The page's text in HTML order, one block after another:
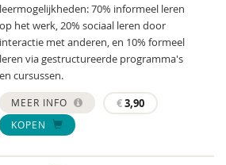
leermogelijkheden: 70% informeel leren
op het werk, 20% sociaal leren door
interactie met anderen, en 10% formeel
leren via gestructureerde programma's
en cursussen.
MEER INFO €3,90
KOPEN